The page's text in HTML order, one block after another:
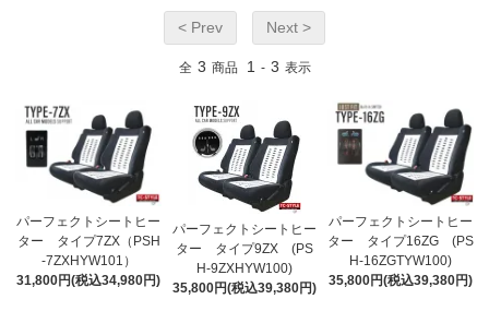
< Prev Next >
全 3 商品 1 - 3 表示
パーフェクトシートヒー
ター タイプ7ZX（PSH
-7ZXHYW101）
31,800円(税込34,980円)
パーフェクトシートヒー
ター タイプ9ZX (PS
H-9ZXHYW100)
35,800円(税込39,380円)
パーフェクトシートヒー
ター タイプ16ZG (PS
H-16ZGTYW100)
35,800円(税込39,380円)